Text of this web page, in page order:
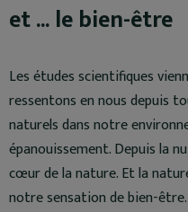
et ... le bien-être
Les études scientifiques
ressentons en nous depuis
naturels dans notre
épanouissement. Depuis la
cœur de la nature. Et la
notre sensation de bien-être.